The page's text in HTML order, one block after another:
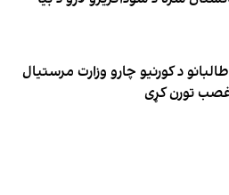
د طالبانو د کورنیو چارو وزارت مرستیال
تورن کړی